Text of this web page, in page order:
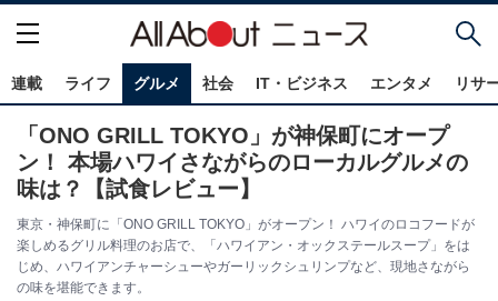
連載 ライフ グルメ 社会 IT・ビジネス エンタメ リサ
「ONO GRILL TOKYO」が神保町にオープ
ン！ 本場ハワイさながらのローカルグルメの
味は？【試食レビュー】
東京・神保町に「ONO GRILL TOKYO」がオープン！ ハワイのロコフードが
楽しめるグリル料理のお店で、「ハワイアン・オックステールスープ」をは
じめ、ハワイアンチャーシューやガーリックシュリンプなど、現地さながら
の味を堪能できます。